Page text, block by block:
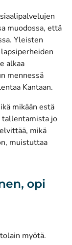
muodossa, että
Yleisten
alkaa
mennessä
Kantaan.
mikään estä
tallentamista jo
mikä
muistuttaa
opi
myötä.